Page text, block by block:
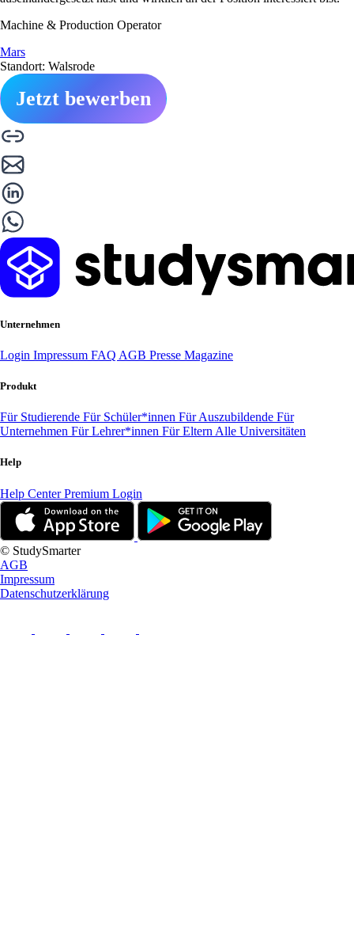
Machine & Production Operator
Mars
Standort: Walsrode
Jetzt bewerben
Unternehmen
Login Impressum FAQ AGB Presse Magazine
Produkt
Für Studierende Für Schüler*innen Für Auszubildende Für
Unternehmen Für Lehrer*innen Für Eltern Alle Universitäten
Help
Help CenterPremium Login
© StudySmarter
AGB
Impressum
Datenschutzerklärung